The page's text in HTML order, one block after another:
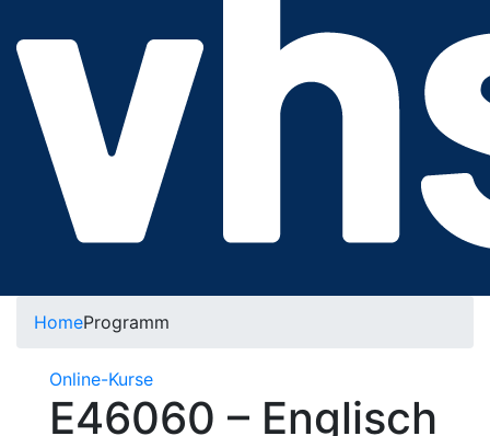
HomeProgramm
Online-Kurse
E46060 – Englisch